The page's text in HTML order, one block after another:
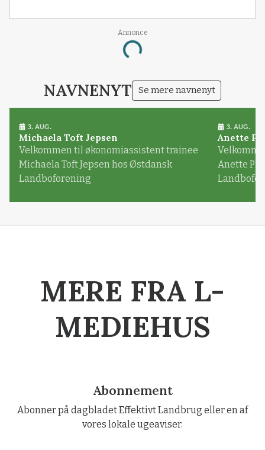
Annonce
Loading...
NAVNENYT Se mere navnenyt
3. AUG.
Michaela Toft Jepsen
Velkommen til økonomiassistent trainee
Michaela Toft Jepsen hos Østdansk
Landboforening
3. AUG.
Anette
Anette
MERE FRA L-
MEDIEHUS
Abonnement
Abonner på dagbladet Effektivt Landbrug eller en af
vores lokale ugeaviser.